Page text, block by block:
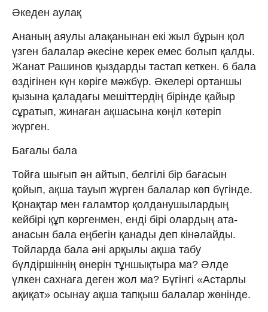
Әкеден аулақ
Ананың аяулы алақанынан екі жыл бұрын қол
үзген балалар әкесіне керек емес болып қалды.
Жанат Рашинов қыздарды тастап кеткен. 6 бала
өздігінен күн көріге мәжбүр. Әкелері ортаншы
қызына қаладағы мешіттердің бірінде қайыр
сұратып, жинаған ақшасына көңіл көтеріп
жүрген.
Бағалы бала
Тойға шығып ән айтып, белгілі бір бағасын
қойып, ақша тауып жүрген балалар көп бүгінде.
Қонақтар мен ғаламтор қолданушылардың
кейбірі құп көргенмен, енді бірі олардың ата-
анасын бала еңбегін қанады деп кінәлайды.
Тойларда бала әні арқылы ақша табу
бүлдіршіннің өнерін тұншықтыра ма? Әлде
үлкен сахнаға деген жол ма? Бүгінгі «Астарлы
ақиқат» осынау ақша тапқыш балалар жөнінде.